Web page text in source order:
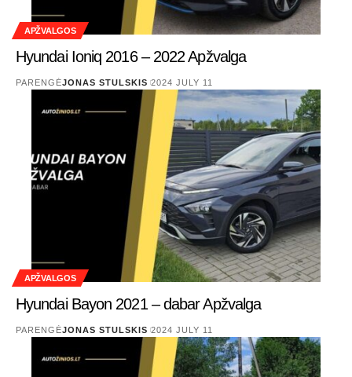
APŽVALGOS
Hyundai Ioniq 2016 – 2022 Apžvalga
PARENGĖJONAS STULSKIS 2024 JULY 11
APŽVALGOS
Hyundai Bayon 2021 – dabar Apžvalga
PARENGĖJONAS STULSKIS 2024 JULY 11